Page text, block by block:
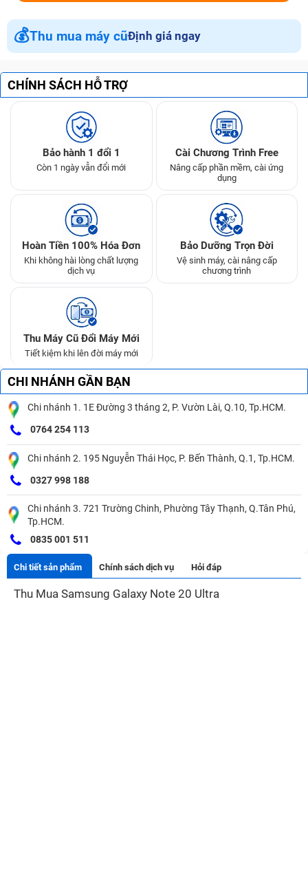
💰Thu mua máy cũĐịnh giá ngay
CHÍNH SÁCH HỖ TRỢ
Bảo hành 1 đổi 1
Còn 1 ngày vẫn đổi mới
Cài Chương Trình Free
Nâng cấp phần mềm, cài ứng
dụng
Hoàn Tiền 100% Hóa Đơn
Khi không hài lòng chất lượng
dịch vụ
Bảo Dưỡng Trọn Đời
Vệ sinh máy, cài nâng cấp
chương trình
Thu Máy Cũ Đổi Máy Mới
Tiết kiệm khi lên đời máy mới
CHI NHÁNH GẦN BẠN
Chi nhánh 1. 1E Đường 3 tháng 2, P. Vườn Lài, Q.10, Tp.HCM.
0764 254 113
Chi nhánh 2. 195 Nguyễn Thái Học, P. Bến Thành, Q.1, Tp.HCM.
0327 998 188
Chi nhánh 3. 721 Trường Chinh, Phường Tây Thạnh, Q.Tân Phú,
Tp.HCM.
0835 001 511
Chi tiết sản phẩm Chính sách dịch vụ Hỏi đáp
Thu Mua Samsung Galaxy Note 20 Ultra